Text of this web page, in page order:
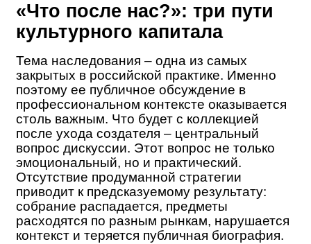
«Что после нас?»: три пути
культурного капитала
Тема наследования – одна из самых
закрытых в российской практике. Именно
поэтому ее публичное обсуждение в
профессиональном контексте оказывается
столь важным. Что будет с коллекцией
после ухода создателя – центральный
вопрос дискуссии. Этот вопрос не только
эмоциональный, но и практический.
Отсутствие продуманной стратегии
приводит к предсказуемому результату:
собрание распадается, предметы
расходятся по разным рынкам, нарушается
контекст и теряется публичная биография.